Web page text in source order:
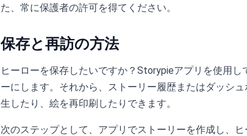
た、常に保護者の許可を得てください。
保存と再訪の方法
ヒーローを保存したいですか？Storypieアプリを使用
ーにします。それから、ストーリー履歴またはダッシ
生したり、絵を再印刷したりできます。
次のステップとして、アプリでストーリーを作成し、